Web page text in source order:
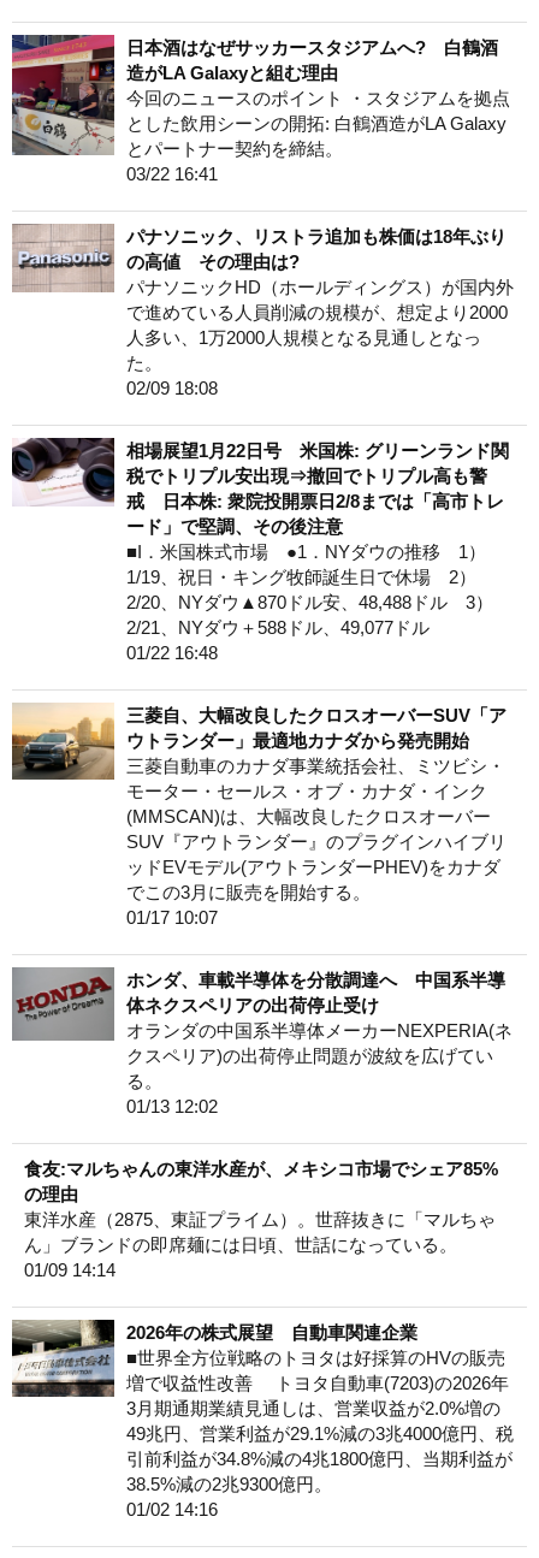
日本酒はなぜサッカースタジアムへ? 白鶴酒
造がLA Galaxyと組む理由
今回のニュースのポイント ・スタジアムを拠点
とした飲用シーンの開拓: 白鶴酒造がLA Galaxy
とパートナー契約を締結。
03/22 16:41
パナソニック、リストラ追加も株価は18年ぶり
の高値 その理由は?
パナソニックHD（ホールディングス）が国内外
で進めている人員削減の規模が、想定より2000
人多い、1万2000人規模となる見通しとなっ
た。
02/09 18:08
相場展望1月22日号 米国株: グリーンランド関
税でトリプル安出現⇒撤回でトリプル高も警
戒 日本株: 衆院投開票日2/8までは「高市トレ
ード」で堅調、その後注意
■I．米国株式市場 ●1．NYダウの推移 1）
1/19、祝日・キング牧師誕生日で休場 2）
2/20、NYダウ▲870ドル安、48,488ドル 3）
2/21、NYダウ＋588ドル、49,077ドル
01/22 16:48
三菱自、大幅改良したクロスオーバーSUV「ア
ウトランダー」最適地カナダから発売開始
三菱自動車のカナダ事業統括会社、ミツビシ・
モーター・セールス・オブ・カナダ・インク
(MMSCAN)は、大幅改良したクロスオーバー
SUV『アウトランダー』のプラグインハイブリ
ッドEVモデル(アウトランダーPHEV)をカナダ
でこの3月に販売を開始する。
01/17 10:07
ホンダ、車載半導体を分散調達へ 中国系半導
体ネクスペリアの出荷停止受け
オランダの中国系半導体メーカーNEXPERIA(ネ
クスペリア)の出荷停止問題が波紋を広げてい
る。
01/13 12:02
食友:マルちゃんの東洋水産が、メキシコ市場でシェア85%
の理由
東洋水産（2875、東証プライム）。世辞抜きに「マルちゃ
ん」ブランドの即席麺には日頃、世話になっている。
01/09 14:14
2026年の株式展望 自動車関連企業
■世界全方位戦略のトヨタは好採算のHVの販売
増で収益性改善 トヨタ自動車(7203)の2026年
3月期通期業績見通しは、営業収益が2.0%増の
49兆円、営業利益が29.1%減の3兆4000億円、税
引前利益が34.8%減の4兆1800億円、当期利益が
38.5%減の2兆9300億円。
01/02 14:16